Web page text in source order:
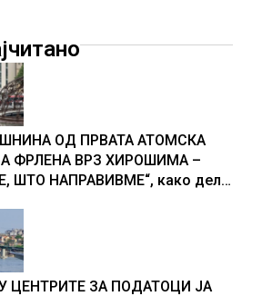
ОД ПРВАТА АТОМСКА
ФРЛЕНА ВРЗ ХИРОШИМА –
ШТО НАПРАВИВМЕ“, како дел
во бомбардирањето го
овој настан што го
текот на историјата
ЦЕНТРИТЕ ЗА ПОДАТОЦИ ЈА